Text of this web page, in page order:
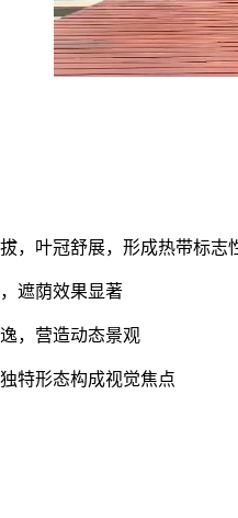
，叶冠舒展，形成热带标志
遮荫效果显著
，营造动态景观
特形态构成视觉焦点